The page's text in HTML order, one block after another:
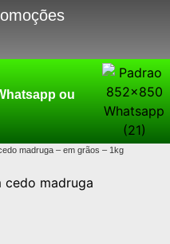
ou
madruga – em grãos – 1kg